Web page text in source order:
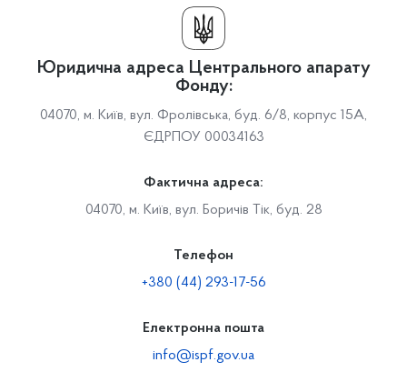
Юридична адреса Центрального апарату
Фонду:
04070, м. Київ, вул. Фролівська, буд. 6/8, корпус 15А,
ЄДРПОУ 00034163
Фактична адреса:
04070, м. Київ, вул. Боричів Тік, буд. 28
Телефон
+380 (44) 293-17-56
Електронна пошта
info@ispf.gov.ua